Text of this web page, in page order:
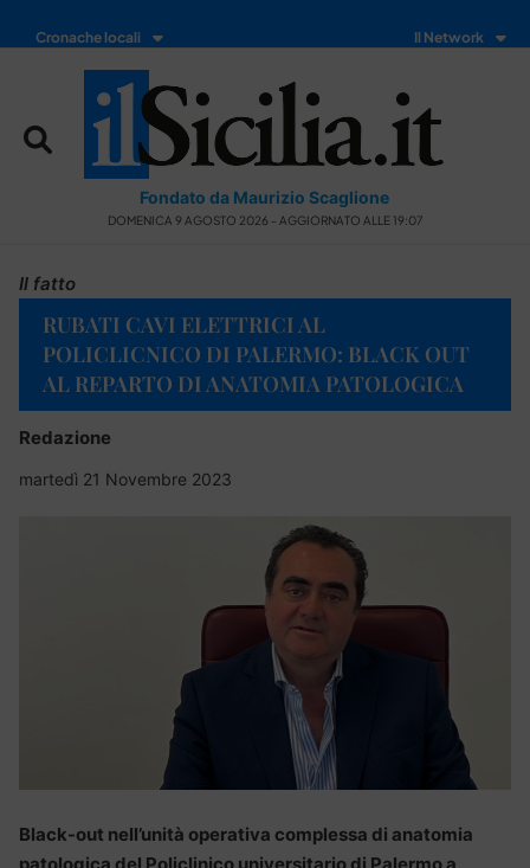
Cronache locali Il Network
Fondato da Maurizio Scaglione
DOMENICA 9 AGOSTO 2026 - AGGIORNATO ALLE 19:07
Il fatto
RUBATI CAVI ELETTRICI AL
POLICLICNICO DI PALERMO: BLACK OUT
AL REPARTO DI ANATOMIA PATOLOGICA
Redazione
martedì 21 Novembre 2023
Black-out nell’unità operativa complessa di anatomia